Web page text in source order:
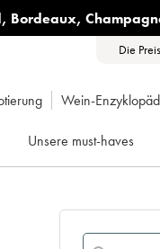
, Bordeaux,
Die
Wein-
Unsere must-haves